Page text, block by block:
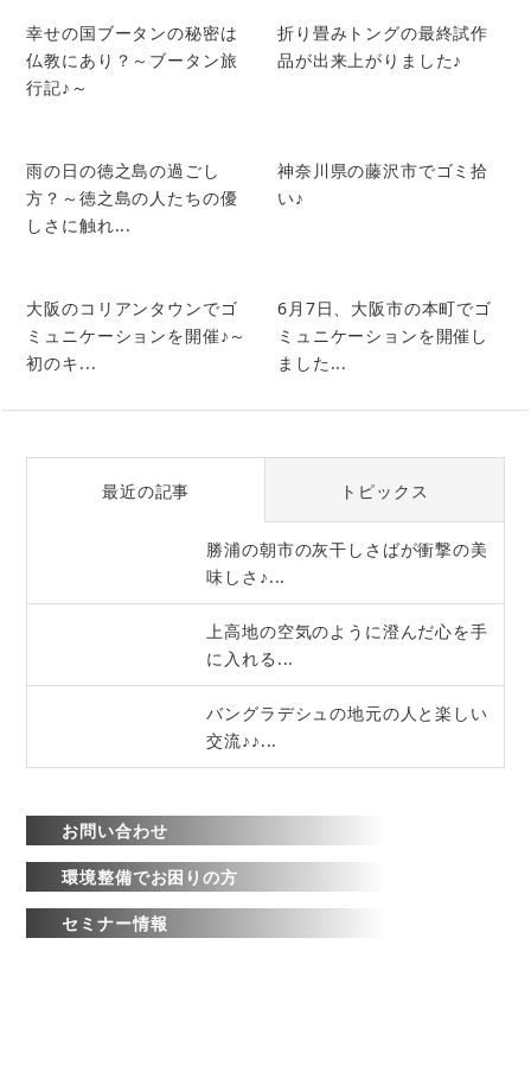
幸せの国ブータンの秘密は
仏教にあり？～ブータン旅
行記♪～
折り畳みトングの最終試作
品が出来上がりました♪
雨の日の徳之島の過ごし
方？～徳之島の人たちの優
しさに触れ...
神奈川県の藤沢市でゴミ拾
い♪
大阪のコリアンタウンでゴ
ミュニケーションを開催♪～
初のキ...
6月7日、大阪市の本町でゴ
ミュニケーションを開催し
ました...
最近の記事 トピックス
勝浦の朝市の灰干しさばが衝撃の美
味しさ♪...
上高地の空気のように澄んだ心を手
に入れる...
バングラデシュの地元の人と楽しい
交流♪♪...
お問い合わせ
環境整備でお困りの方
セミナー情報